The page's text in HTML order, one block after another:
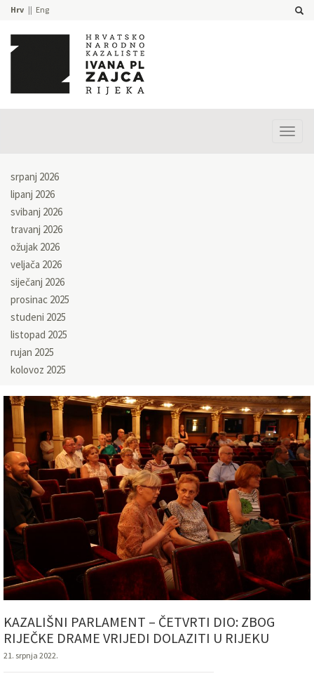
Hrv Eng
srpanj 2026
lipanj 2026
svibanj 2026
travanj 2026
ožujak 2026
veljača 2026
siječanj 2026
prosinac 2025
studeni 2025
listopad 2025
rujan 2025
kolovoz 2025
KAZALIŠNI PARLAMENT – ČETVRTI DIO: ZBOG
RIJEČKE DRAME VRIJEDI DOLAZITI U RIJEKU
21. srpnja 2022.